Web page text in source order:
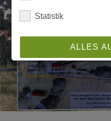
Statistik
ALLES